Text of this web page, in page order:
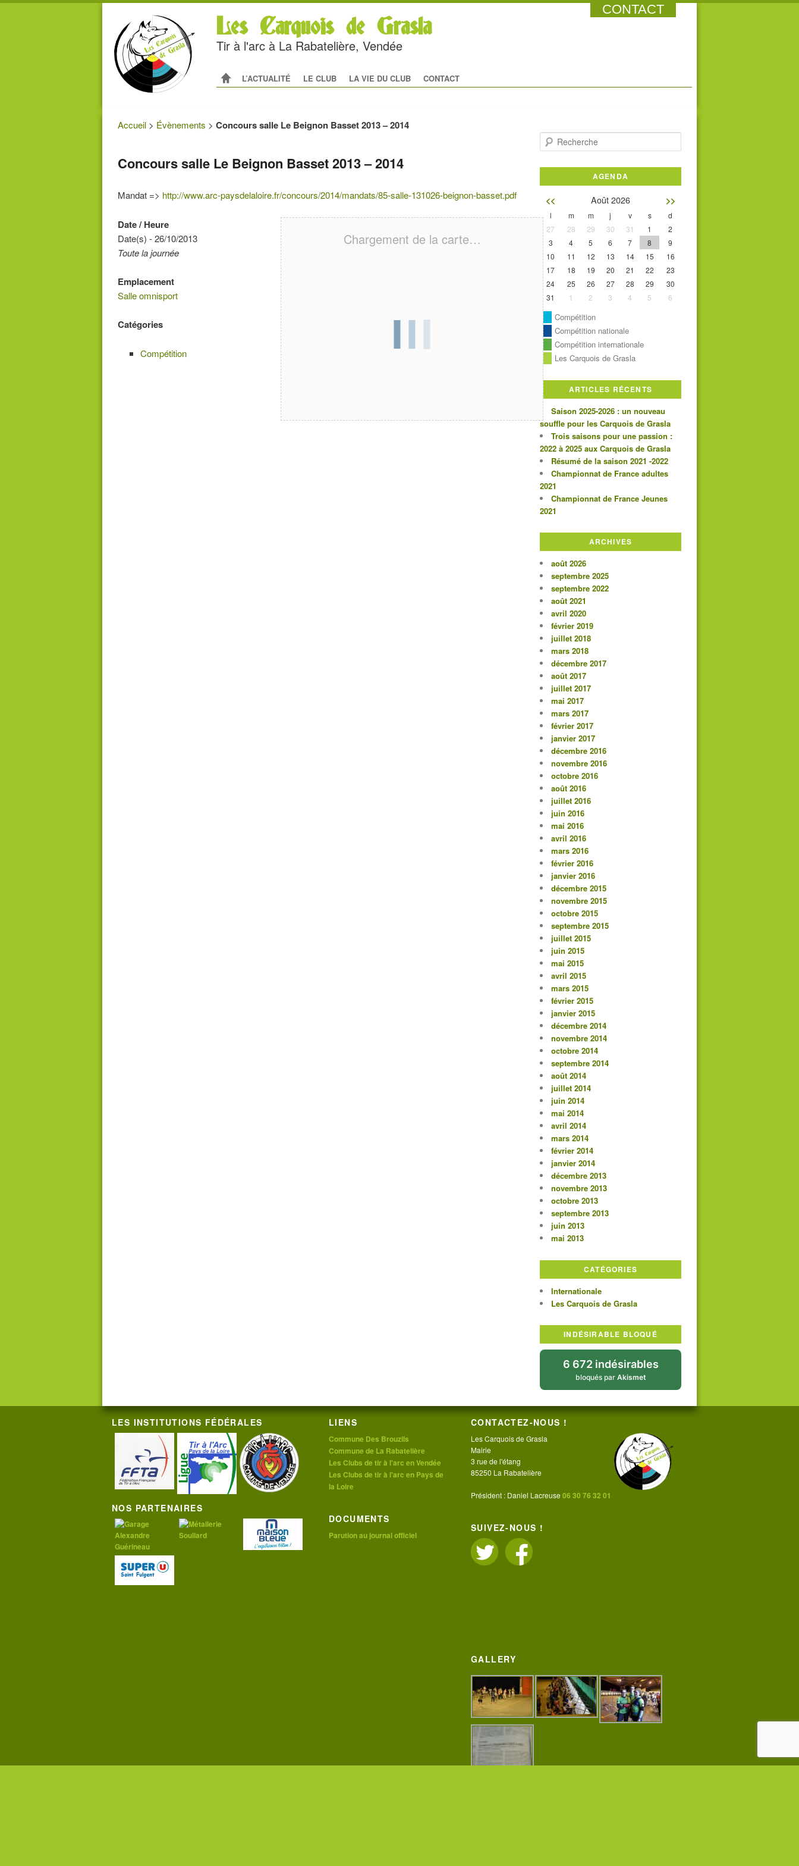
CONTACT
Les Carquois de Grasla
Tir à l'arc à La Rabatelière, Vendée
Menu principal
ALLER AU CONTENU PRINCIPAL
ALLER AU CONTENU SECONDAIRE
L’ACTUALITÉ LE CLUB LA VIE DU CLUB CONTACT
Accueil > Évènements > Concours salle Le Beignon Basset 2013 – 2014
Concours salle Le Beignon Basset 2013 – 2014
Mandat => http://www.arc-paysdelaloire.fr/concours/2014/mandats/85-salle-131026-beignon-basset.pdf
Chargement de la carte…
Date / Heure
Date(s) - 26/10/2013
Toute la journée
Emplacement
Salle omnisport
Catégories
Compétition
Recherche
AGENDA
<< Août 2026 >>
l m m j v s
d
27
28 29 30 31 1
2
3
4 5 6 7 8
9
10
11 12 13 14 15
16
17
18 19 20 21 22
23
24
25 26 27 28 29
30
31
1 2 3 4 5 6
Compétition
Compétition nationale
Compétition internationale
Les Carquois de Grasla
ARTICLES RÉCENTS
Saison 2025-2026 : un nouveau
souffle pour les Carquois de Grasla
Trois saisons pour une passion :
2022 à 2025 aux Carquois de Grasla
Résumé de la saison 2021 -2022
Championnat de France adultes
2021
Championnat de France Jeunes
2021
ARCHIVES
août 2026
septembre 2025
septembre 2022
août 2021
avril 2020
février 2019
juillet 2018
mars 2018
décembre 2017
août 2017
juillet 2017
mai 2017
mars 2017
février 2017
janvier 2017
décembre 2016
novembre 2016
octobre 2016
août 2016
juillet 2016
juin 2016
mai 2016
avril 2016
mars 2016
février 2016
janvier 2016
décembre 2015
novembre 2015
octobre 2015
septembre 2015
juillet 2015
juin 2015
mai 2015
avril 2015
mars 2015
février 2015
janvier 2015
décembre 2014
novembre 2014
octobre 2014
septembre 2014
août 2014
juillet 2014
juin 2014
mai 2014
avril 2014
mars 2014
février 2014
janvier 2014
décembre 2013
novembre 2013
octobre 2013
septembre 2013
juin 2013
mai 2013
CATÉGORIES
Internationale
Les Carquois de Grasla
INDÉSIRABLE BLOQUÉ
6 672 indésirables
bloqués par Akismet
LES INSTITUTIONS FÉDÉRALES
NOS PARTENAIRES
LIENS
Commune Des Brouzils
Commune de La Rabatelière
Les Clubs de tir à l'arc en Vendée
Les Clubs de tir à l'arc en Pays de
la Loire
DOCUMENTS
Parution au journal officiel
CONTACTEZ-NOUS !
Les Carquois de Grasla
Mairie
3 rue de l'étang
85250 La Rabatelière
Président : Daniel Lacreuse06 30 76 32 01
SUIVEZ-NOUS !
GALLERY